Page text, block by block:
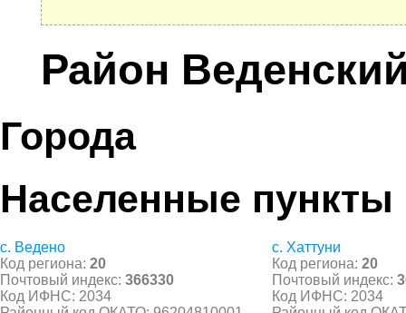
Район
Города
Населенные пункты
с. Ведено
Код региона: 20
Почтовый индекс: 366330
Код ИФНС: 2034
с. Хаттуни
Код региона: 20
Почтовый индекс:
Код ИФНС: 2034